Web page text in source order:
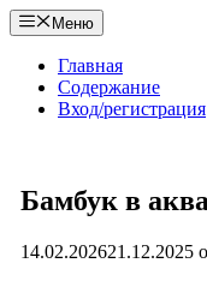
Перейти
к
содержимому
Меню
Главная
Содержание
Вход/регистрация
Бамбук в
14.02.202621.12.2025